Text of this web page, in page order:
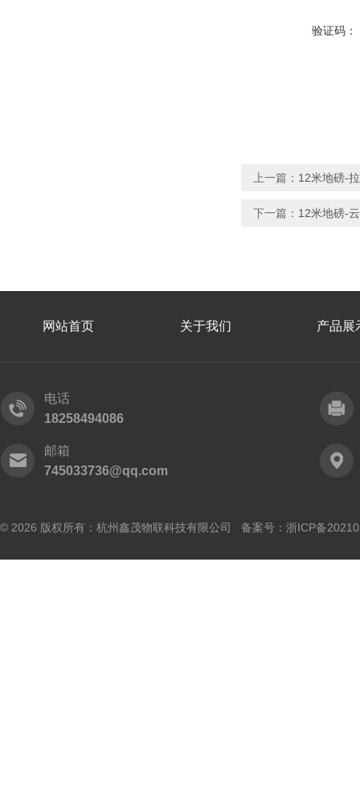
验证码：
上一篇： 12米地磅-
下一篇： 12米地磅-
网站首页 关于我们 产品展
电话
18258494086
邮箱
745033736@qq.com
© 2026 版权所有：杭州鑫茂物联科技有限公司 备案号： 浙ICP备